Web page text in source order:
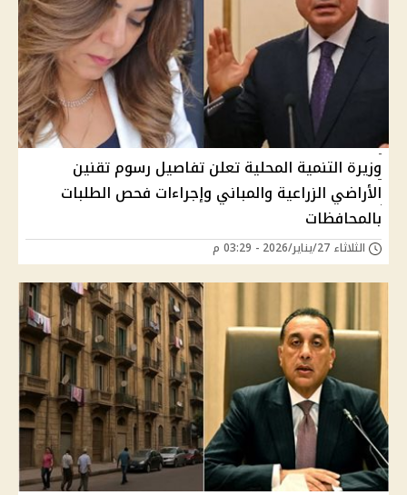
وزيرة التنمية المحلية تعلن تفاصيل رسوم تقنين
الأراضي الزراعية والمباني وإجراءات فحص الطلبات
بالمحافظات
الثلاثاء 27/يناير/2026 - 03:29 م